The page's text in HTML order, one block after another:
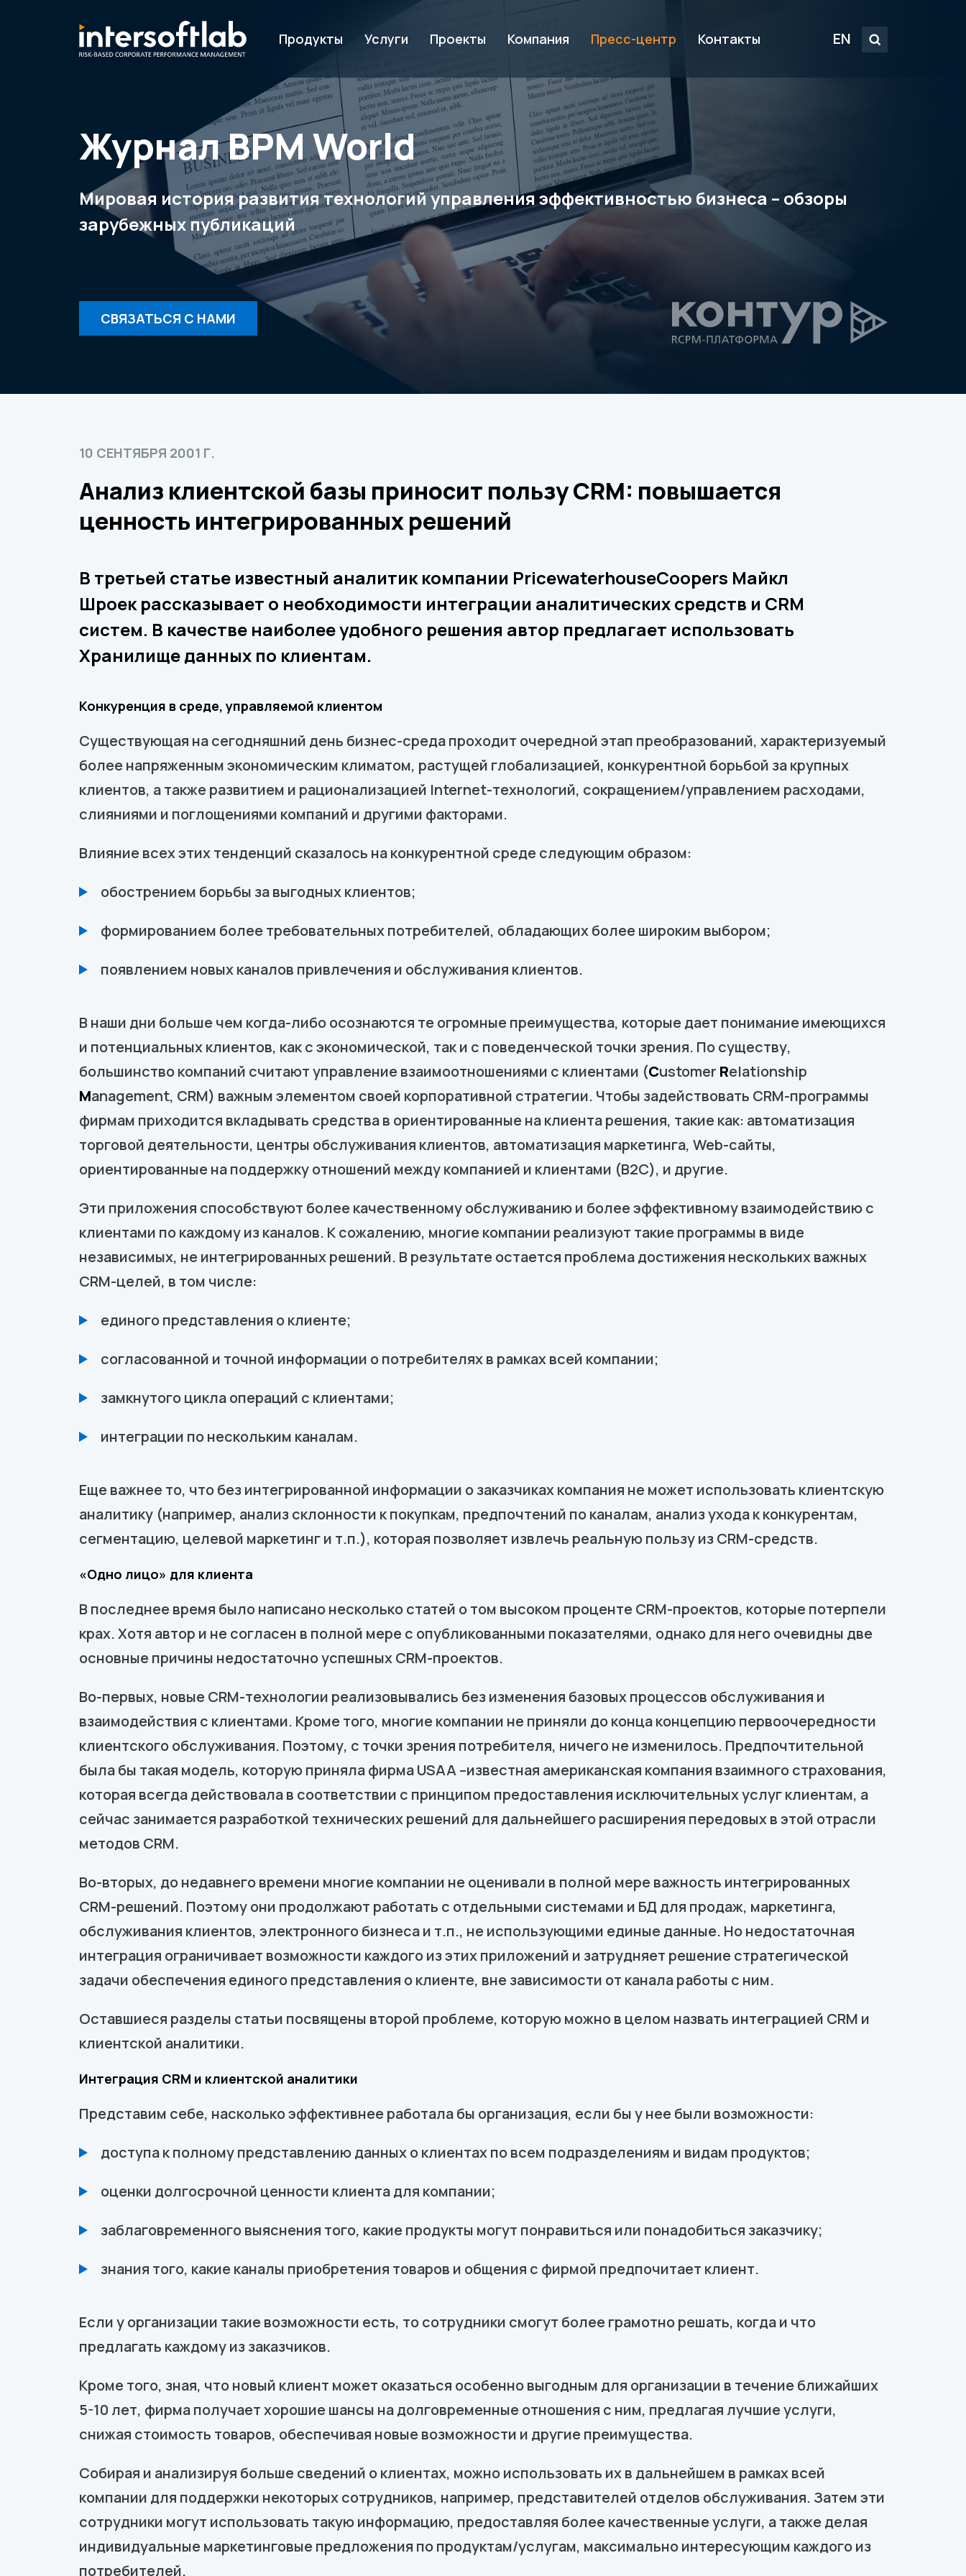
Продукты Услуги Проекты Компания Пресс-центр Контакты EN
Журнал ВРМ World
Мировая история развития технологий управления эффективностью бизнеса – обзоры
зарубежных публикаций
СВЯЗАТЬСЯ С НАМИ
10 СЕНТЯБРЯ 2001 Г.
Анализ клиентской базы приносит пользу CRM: повышается
ценность интегрированных решений
В третьей статье известный аналитик компании PricewaterhouseCoopers Майкл
Шроек рассказывает о необходимости интеграции аналитических средств и CRM
систем. В качестве наиболее удобного решения автор предлагает использовать
Хранилище данных по клиентам.
Конкуренция в среде, управляемой клиентом
Существующая на сегодняшний день бизнес-среда проходит очередной этап преобразований, характеризуемый
более напряженным экономическим климатом, растущей глобализацией, конкурентной борьбой за крупных
клиентов, а также развитием и рационализацией Internet-технологий, сокращением/управлением расходами,
слияниями и поглощениями компаний и другими факторами.
Влияние всех этих тенденций сказалось на конкурентной среде следующим образом:
обострением борьбы за выгодных клиентов;
формированием более требовательных потребителей, обладающих более широким выбором;
появлением новых каналов привлечения и обслуживания клиентов.
В наши дни больше чем когда-либо осознаются те огромные преимущества, которые дает понимание имеющихся
и потенциальных клиентов, как с экономической, так и с поведенческой точки зрения. По существу,
большинство компаний считают управление взаимоотношениями с клиентами (Customer Relationship
Management, CRM) важным элементом своей корпоративной стратегии. Чтобы задействовать CRM-программы
фирмам приходится вкладывать средства в ориентированные на клиента решения, такие как: автоматизация
торговой деятельности, центры обслуживания клиентов, автоматизация маркетинга, Web-сайты,
ориентированные на поддержку отношений между компанией и клиентами (B2C), и другие.
Эти приложения способствуют более качественному обслуживанию и более эффективному взаимодействию с
клиентами по каждому из каналов. К сожалению, многие компании реализуют такие программы в виде
независимых, не интегрированных решений. В результате остается проблема достижения нескольких важных
CRM-целей, в том числе:
единого представления о клиенте;
согласованной и точной информации о потребителях в рамках всей компании;
замкнутого цикла операций с клиентами;
интеграции по нескольким каналам.
Еще важнее то, что без интегрированной информации о заказчиках компания не может использовать клиентскую
аналитику (например, анализ склонности к покупкам, предпочтений по каналам, анализ ухода к конкурентам,
сегментацию, целевой маркетинг и т.п.), которая позволяет извлечь реальную пользу из CRM-средств.
«Одно лицо» для клиента
В последнее время было написано несколько статей о том высоком проценте CRM-проектов, которые потерпели
крах. Хотя автор и не согласен в полной мере с опубликованными показателями, однако для него очевидны две
основные причины недостаточно успешных CRM-проектов.
Во-первых, новые CRM-технологии реализовывались без изменения базовых процессов обслуживания и
взаимодействия с клиентами. Кроме того, многие компании не приняли до конца концепцию первоочередности
клиентского обслуживания. Поэтому, с точки зрения потребителя, ничего не изменилось. Предпочтительной
была бы такая модель, которую приняла фирма USAA –известная американская компания взаимного страхования,
которая всегда действовала в соответствии с принципом предоставления исключительных услуг клиентам, а
сейчас занимается разработкой технических решений для дальнейшего расширения передовых в этой отрасли
методов CRM.
Во-вторых, до недавнего времени многие компании не оценивали в полной мере важность интегрированных
CRM-решений. Поэтому они продолжают работать с отдельными системами и БД для продаж, маркетинга,
обслуживания клиентов, электронного бизнеса и т.п., не использующими единые данные. Но недостаточная
интеграция ограничивает возможности каждого из этих приложений и затрудняет решение стратегической
задачи обеспечения единого представления о клиенте, вне зависимости от канала работы с ним.
Оставшиеся разделы статьи посвящены второй проблеме, которую можно в целом назвать интеграцией CRM и
клиентской аналитики.
Интеграция CRM и клиентской аналитики
Представим себе, насколько эффективнее работала бы организация, если бы у нее были возможности:
доступа к полному представлению данных о клиентах по всем подразделениям и видам продуктов;
оценки долгосрочной ценности клиента для компании;
заблаговременного выяснения того, какие продукты могут понравиться или понадобиться заказчику;
знания того, какие каналы приобретения товаров и общения с фирмой предпочитает клиент.
Если у организации такие возможности есть, то сотрудники смогут более грамотно решать, когда и что
предлагать каждому из заказчиков.
Кроме того, зная, что новый клиент может оказаться особенно выгодным для организации в течение ближайших
5-10 лет, фирма получает хорошие шансы на долговременные отношения с ним, предлагая лучшие услуги,
снижая стоимость товаров, обеспечивая новые возможности и другие преимущества.
Собирая и анализируя больше сведений о клиентах, можно использовать их в дальнейшем в рамках всей
компании для поддержки некоторых сотрудников, например, представителей отделов обслуживания. Затем эти
сотрудники могут использовать такую информацию, предоставляя более качественные услуги, а также делая
индивидуальные маркетинговые предложения по продуктам/услугам, максимально интересующим каждого из
потребителей.